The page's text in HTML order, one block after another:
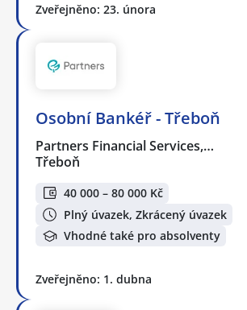
Zveřejněno: 23. února
Osobní Bankéř - Třeboň
Partners Financial Services,…
Třeboň
40 000 – 80 000 Kč
Plný úvazek, Zkrácený úvazek
Vhodné také pro absolventy
Zveřejněno: 1. dubna